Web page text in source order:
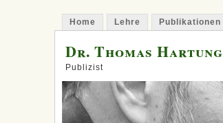
Home Lehre Publikationen
Dr. Thomas Hartung
Publizist